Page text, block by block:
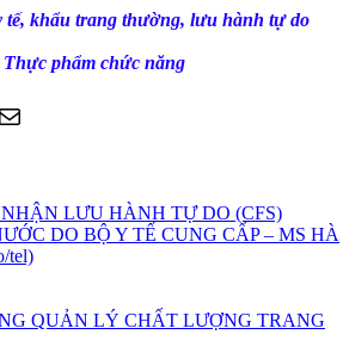
tế, khẩu trang thường, lưu hành tự do
Thực phẩm chức năng
Share via Email
LƯU HÀNH TỰ DO (CFS)
DO BỘ Y TẾ CUNG CẤP – MS HÀ
tel)
QUẢN LÝ CHẤT LƯỢNG TRANG